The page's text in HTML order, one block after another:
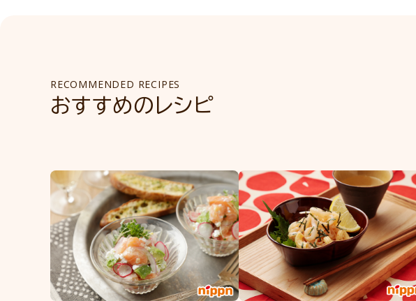
RECOMMENDED RECIPES
おすすめのレシピ